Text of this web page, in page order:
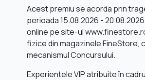
Acest premiu se acorda prin
perioada 15.08.2026 -
online pe site-ul
fizice din magazinele FineStore,
mecanismul Concursului.
Experientele VIP atribuite în